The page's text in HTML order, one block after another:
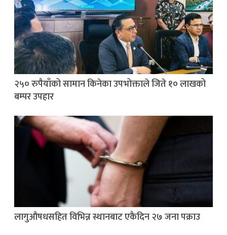
२५० रुपैयाँको सामान किनेका उपभोक्ताले जिते १० लाखको
बम्पर उपहार
लागुऔषधसहित विभिन्न स्थानबाट एकैदिन २७ जना पक्राउ